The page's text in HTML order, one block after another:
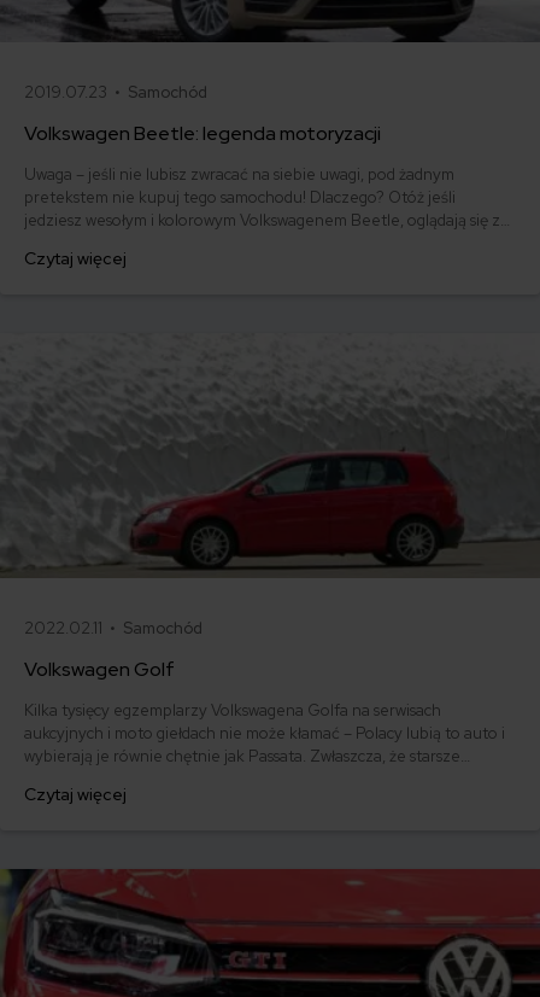
2019.07.23 • Samochód
Volkswagen Beetle: legenda motoryzacji
Uwaga – jeśli nie lubisz zwracać na siebie uwagi, pod żadnym
pretekstem nie kupuj tego samochodu! Dlaczego? Otóż jeśli
jedziesz wesołym i kolorowym Volkswagenem Beetle, oglądają się za
patrzą z zachwytem, bo też chciałyby taki mieć. A mężczyźni
Czytaj więcej
2022.02.11 • Samochód
Volkswagen Golf
Kilka tysięcy egzemplarzy Volkswagena Golfa na serwisach
aukcyjnych i moto giełdach nie może kłamać – Polacy lubią to auto i
wybierają je równie chętnie jak Passata. Zwłaszcza, że starsze
kosztuje najtańsze ubezpieczenie OC dla VW Golfa, jakie są opinie
Czytaj więcej